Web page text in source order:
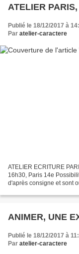
ATELIER
Publié le 18/12/2017 à
Par atelier-caractere
ATELIER ECRITURE
16h30, Paris 14e
d'après consigne et sont
ANIMER, UNE
Publié le 18/12/2017 à
Par atelier-caractere